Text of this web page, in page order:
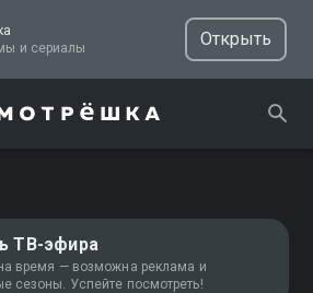
ТВ, фильмы и сериалы
Открыть
ТВ-эфира
время — возможна реклама и
сезоны. Успейте посмотреть!